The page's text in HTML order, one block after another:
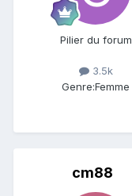
Pilier du forum
3.5k
Genre:Femme
cm88